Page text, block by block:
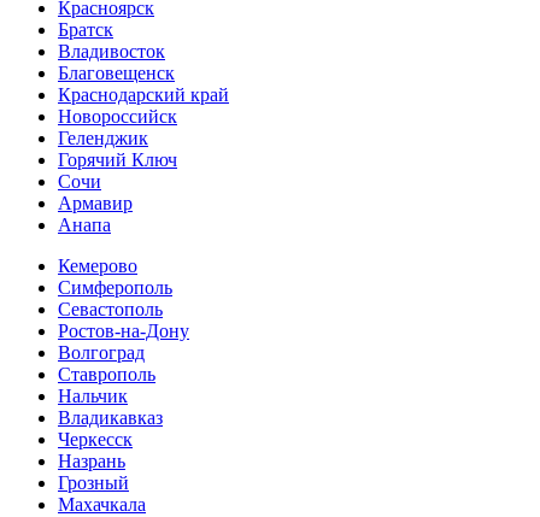
Красноярск
Братск
Владивосток
Благовещенск
Краснодарский край
Новороссийск
Геленджик
Горячий Ключ
Сочи
Армавир
Анапа
Кемерово
Симферополь
Севастополь
Ростов-на-Дону
Волгоград
Ставрополь
Нальчик
Владикавказ
Черкесск
Назрань
Грозный
Махачкала